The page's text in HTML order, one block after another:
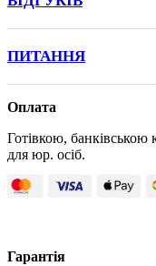
ПИТАННЯ
Оплата
Готівкою, банківською
для юр. осіб.
Гарантія